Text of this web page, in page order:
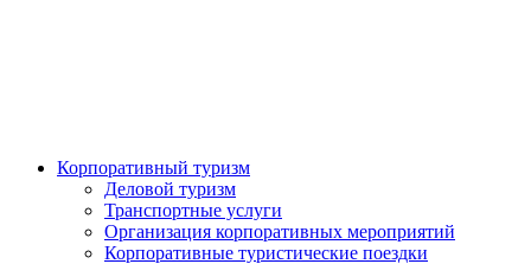
Корпоративный туризм
Деловой туризм
Транспортные услуги
Организация корпоративных мероприятий
Корпоративные туристические поездки